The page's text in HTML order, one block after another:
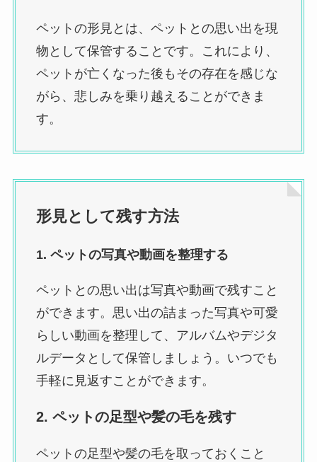
ペットの形見とは、ペットとの思い出を現
物として保管することです。これにより、
ペットが亡くなった後もその存在を感じな
がら、悲しみを乗り越えることができま
す。
形見として残す方法
1. ペットの写真や動画を整理する
ペットとの思い出は写真や動画で残すこと
ができます。思い出の詰まった写真や可愛
らしい動画を整理して、アルバムやデジタ
ルデータとして保管しましょう。いつでも
手軽に見返すことができます。
2. ペットの足型や髪の毛を残す
ペットの足型や髪の毛を取っておくこと